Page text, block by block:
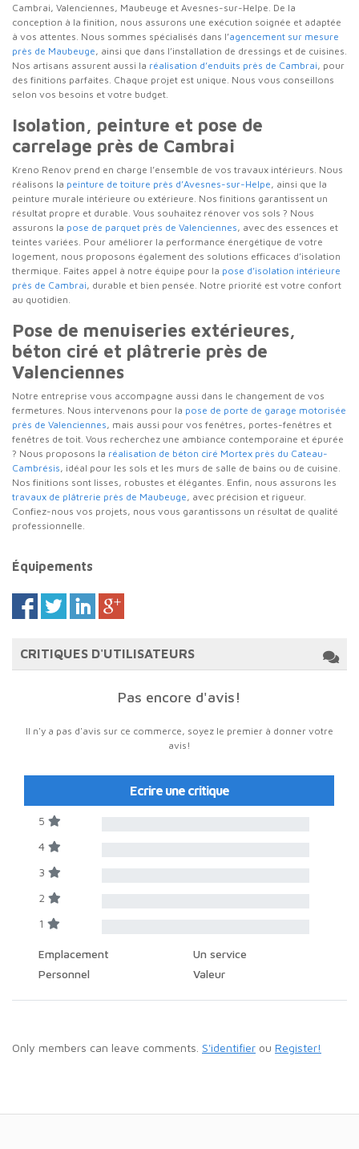
Cambrai, Valenciennes, Maubeuge et Avesnes-sur-Helpe. De la
conception à la finition, nous assurons une exécution soignée et adaptée
à vos attentes. Nous sommes spécialisés dans l’agencement sur mesure
près de Maubeuge, ainsi que dans l’installation de dressings et de cuisines.
Nos artisans assurent aussi la réalisation d’enduits près de Cambrai, pour
des finitions parfaites. Chaque projet est unique. Nous vous conseillons
selon vos besoins et votre budget.
Isolation, peinture et pose de
carrelage près de Cambrai
Kreno Renov prend en charge l’ensemble de vos travaux intérieurs. Nous
réalisons la peinture de toiture près d’Avesnes-sur-Helpe, ainsi que la
peinture murale intérieure ou extérieure. Nos finitions garantissent un
résultat propre et durable. Vous souhaitez rénover vos sols ? Nous
assurons la pose de parquet près de Valenciennes, avec des essences et
teintes variées. Pour améliorer la performance énergétique de votre
logement, nous proposons également des solutions efficaces d’isolation
thermique. Faites appel à notre équipe pour la pose d’isolation intérieure
près de Cambrai, durable et bien pensée. Notre priorité est votre confort
au quotidien.
Pose de menuiseries extérieures,
béton ciré et plâtrerie près de
Valenciennes
Notre entreprise vous accompagne aussi dans le changement de vos
fermetures. Nous intervenons pour la pose de porte de garage motorisée
près de Valenciennes, mais aussi pour vos fenêtres, portes-fenêtres et
fenêtres de toit. Vous recherchez une ambiance contemporaine et épurée
? Nous proposons la réalisation de béton ciré Mortex près du Cateau-
Cambrésis, idéal pour les sols et les murs de salle de bains ou de cuisine.
Nos finitions sont lisses, robustes et élégantes. Enfin, nous assurons les
travaux de plâtrerie près de Maubeuge, avec précision et rigueur.
Confiez-nous vos projets, nous vous garantissons un résultat de qualité
professionnelle.
Équipements
CRITIQUES D'UTILISATEURS
Pas encore d'avis!
Il n'y a pas d'avis sur ce commerce, soyez le premier à donner votre
avis!
Ecrire une critique
5
4
3
2
1
Emplacement
Un service
Personnel
Valeur
Only members can leave comments. S'identifier ou Register!